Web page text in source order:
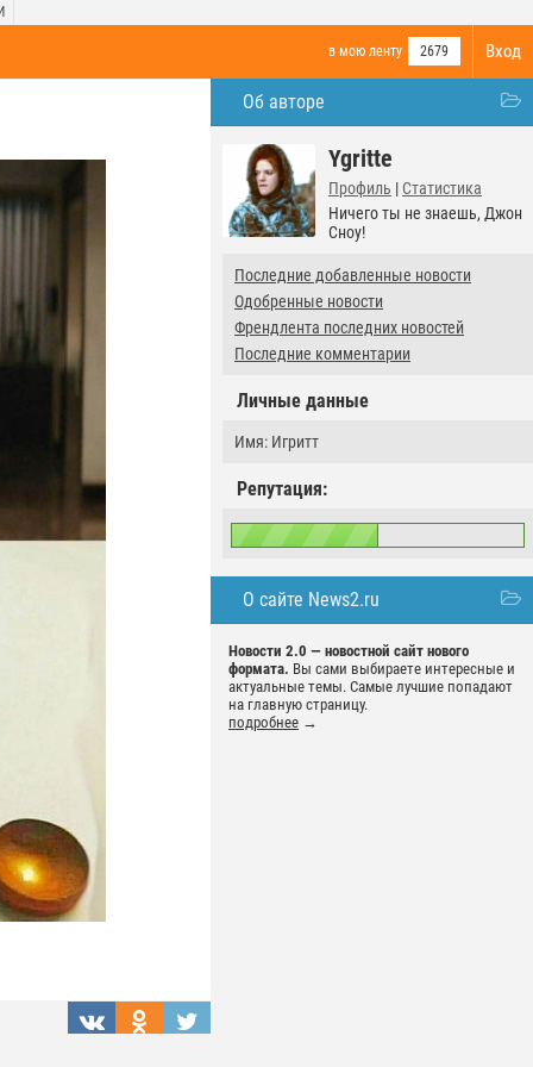
Вход
в мою ленту 2679
Об авторе
Ygritte
Профиль | Статистика
Ничего ты не знаешь, Джон
Сноу!
Последние добавленные новости
Одобренные новости
Френдлента последних новостей
Последние комментарии
Личные данные
Имя: Игритт
Репутация:
О сайте News2.ru
Новости 2.0 — новостной сайт нового
формата. Вы сами выбираете интересные и
актуальные темы. Самые лучшие попадают
на главную страницу.
подробнее →